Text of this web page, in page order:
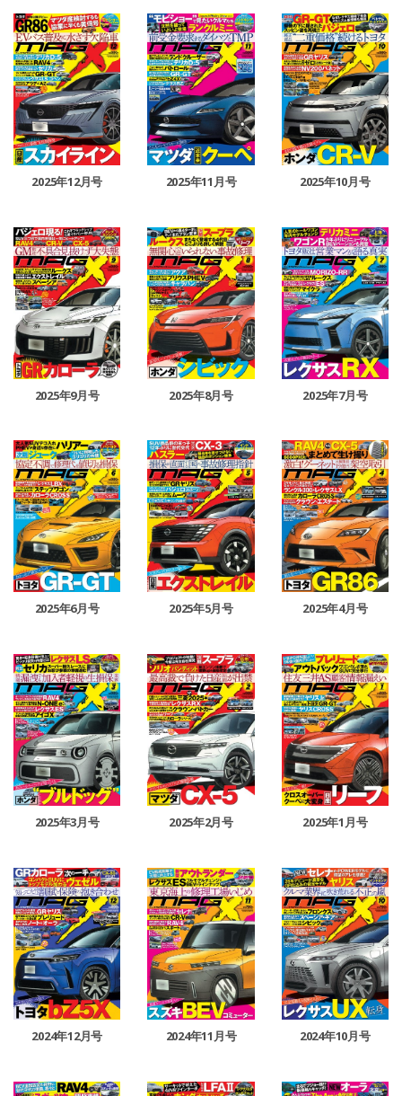
2025年12月号 2025年11月号 2025年10月号
2025年9月号 2025年8月号 2025年7月号
2025年6月号 2025年5月号 2025年4月号
2025年3月号 2025年2月号 2025年1月号
2024年12月号 2024年11月号 2024年10月号